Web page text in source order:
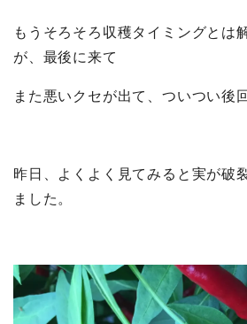
もうそろそろ収穫タイミングとは
が、最後に来て
また悪いクセが出て、ついつい後
昨日、よくよく見てみると実が破
ました。